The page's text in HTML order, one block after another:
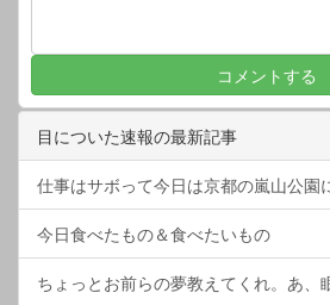
目についた速報の最新記事
仕事はサボって今日は京都の嵐山公園
今日食べたもの＆食べたいもの
ちょっとお前らの夢教えてくれ。あ、